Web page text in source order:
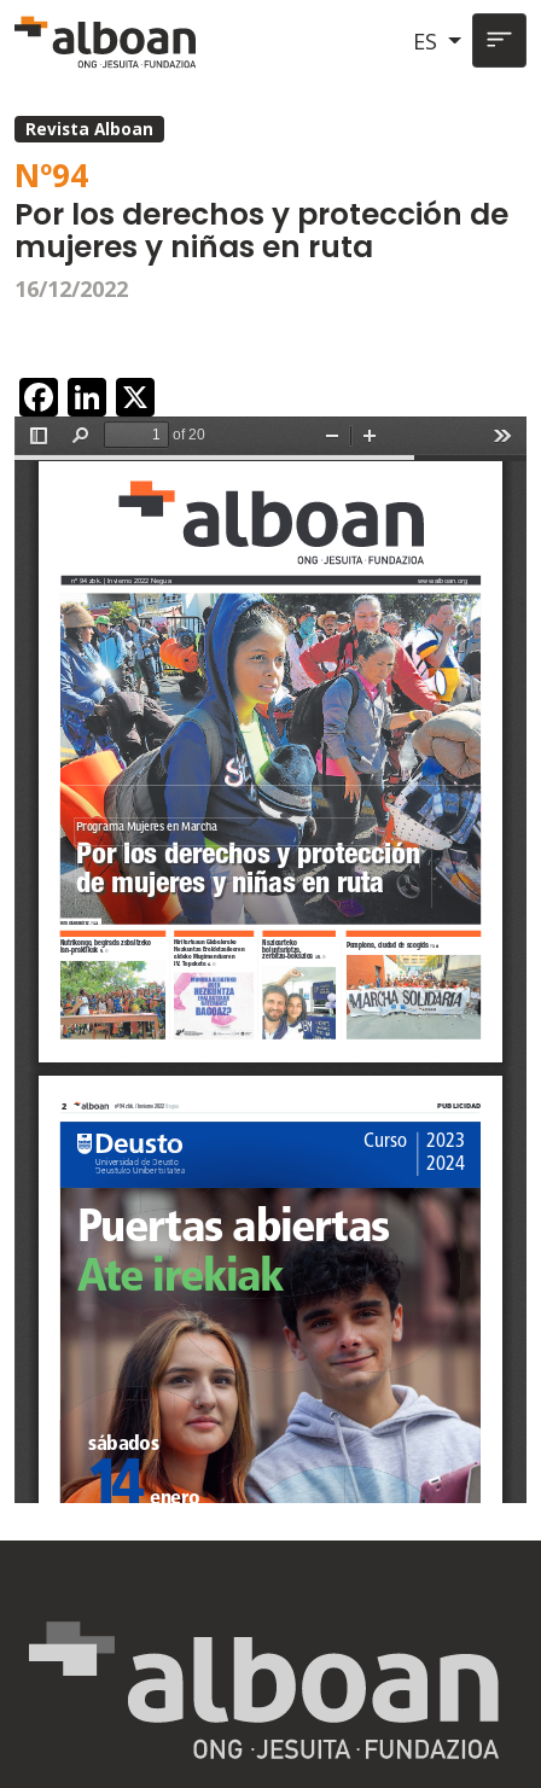
Pasar al contenido principal
ES
Revista Alboan
Nº94
Por los derechos y protección de
mujeres y niñas en ruta
16/12/2022
Facebook
LinkedIn